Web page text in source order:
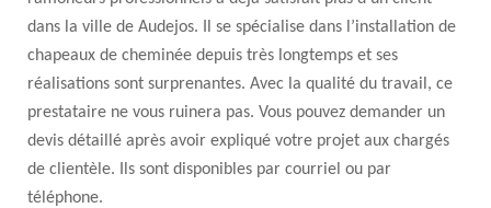
dans la ville de Audejos. Il se spécialise dans l’installation de
chapeaux de cheminée depuis très longtemps et ses
réalisations sont surprenantes. Avec la qualité du travail, ce
prestataire ne vous ruinera pas. Vous pouvez demander un
devis détaillé après avoir expliqué votre projet aux chargés
de clientèle. Ils sont disponibles par courriel ou par
téléphone.